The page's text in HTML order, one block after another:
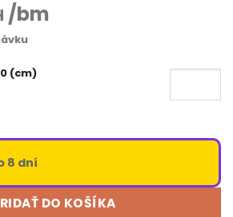
/bm
(cm)
8 dní
DO KOŠÍKA